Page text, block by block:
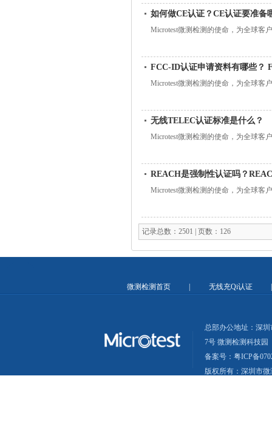
如何做CE认证？CE认证要准备
Microtest微测检测的使命，为全球客
FCC-ID认证申请资料有哪些？
Microtest微测检测的使命，为全球客
无线TELEC认证标准是什么？
Microtest微测检测的使命，为全球客
REACH是强制性认证吗？
Microtest微测检测的使命，为全球客
记录总数：2501 | 页数：126
微测检测首页 无线充Qi认证
总部办公地址：深
7号 微测检测科技园
备案号：粤ICP备
版权所有：深圳市